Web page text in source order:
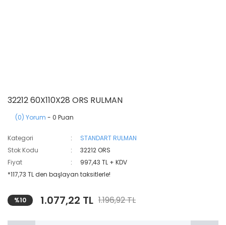
32212 60X110X28 ORS RULMAN
(0) Yorum - 0 Puan
Kategori
STANDART RULMAN
Stok Kodu
32212 ORS
Fiyat
997,43 TL + KDV
*117,73 TL den başlayan taksitlerle!
%10 1.077,22 TL 1.196,92 TL